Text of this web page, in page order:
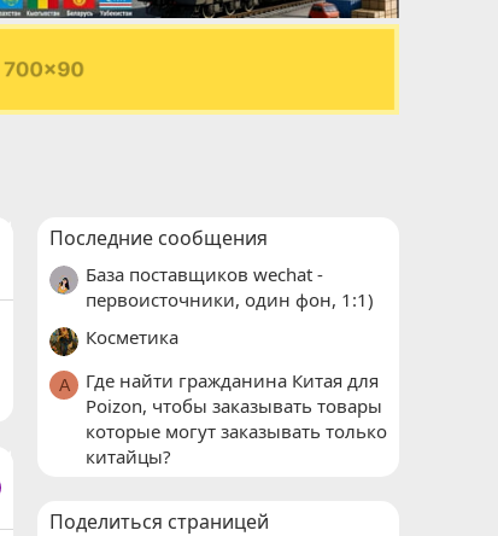
Последние сообщения
База поставщиков wechat -
первоисточники, один фон, 1:1)
Косметика
A
Где найти гражданина Китая для
Poizon, чтобы заказывать товары
которые могут заказывать только
китайцы?
Поделиться страницей